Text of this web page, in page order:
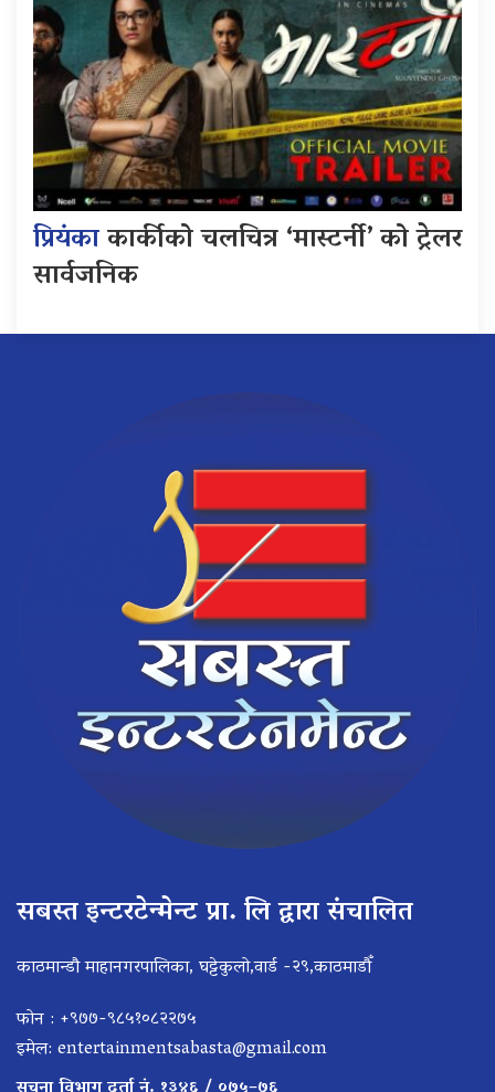
प्रियंकाकार्कीको चलचित्र ‘मास्टर्नी’ को ट्रेलर
सार्वजनिक
सबस्त इन्टरटेन्मेन्ट प्रा. लि द्वारा संचालित
काठमान्डौ माहानगरपालिका, घट्टेकुलो,वार्ड -२९,काठमाडौँ
फोन : +९७७-९८५१०८२२७५
इमेल: entertainmentsabasta@gmail.com